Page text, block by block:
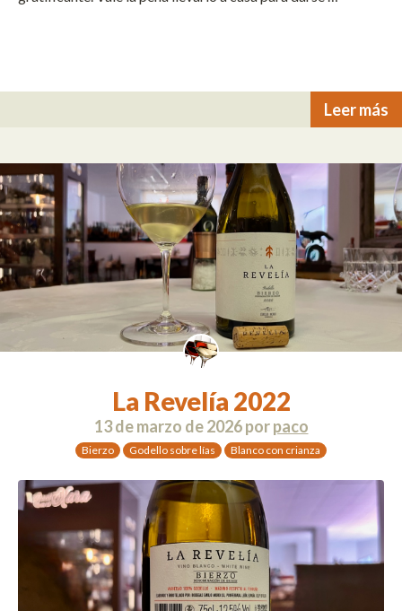
Leer más
La Revelía 2022
13 de marzo de 2026porpaco
Bierzo Godello sobre lías Blanco con crianza